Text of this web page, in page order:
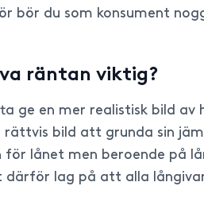
bör du som konsument
räntan viktig?
ge en mer realistisk bild
bild att grunda sin
för lånet men beroende på
lag på att alla